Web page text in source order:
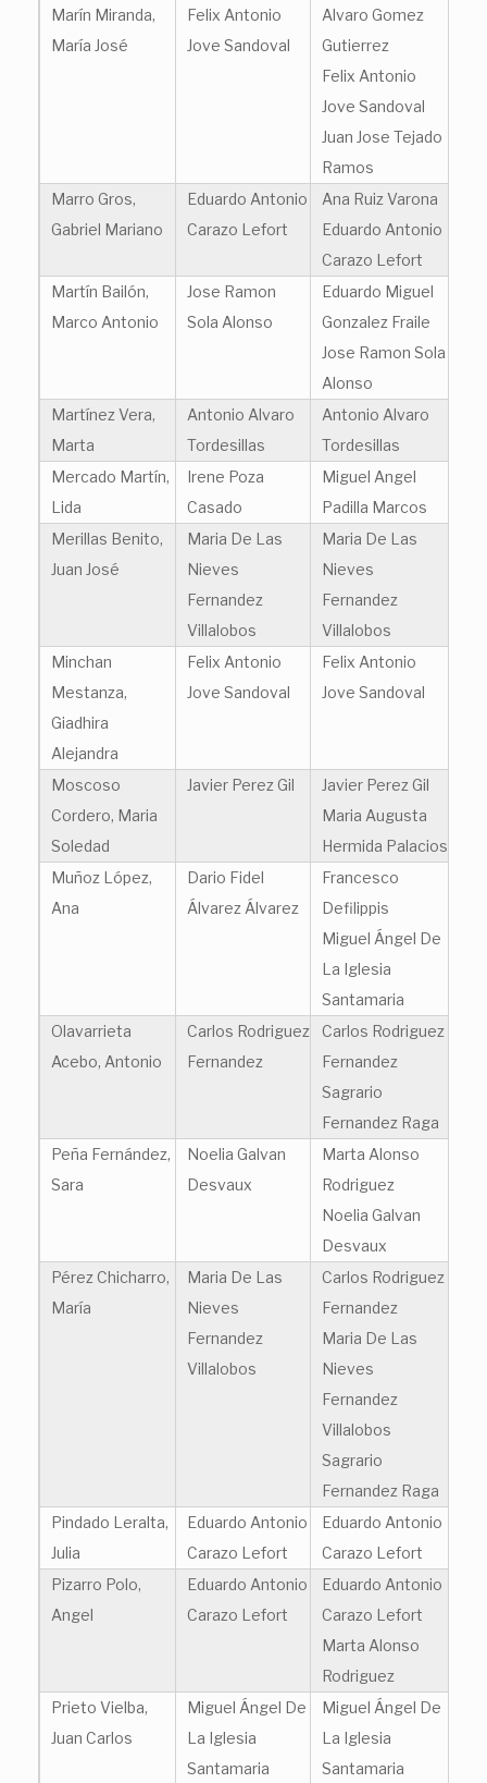
Marín Miranda,
María José
Felix Antonio
Jove Sandoval
Alvaro Gomez
Gutierrez
Felix Antonio
Jove Sandoval
Juan Jose Tejado
Ramos
Marro Gros,
Gabriel Mariano
Eduardo Antonio
Carazo Lefort
Ana Ruiz Varona
Eduardo Antonio
Carazo Lefort
Martín Bailón,
Marco Antonio
Jose Ramon
Sola Alonso
Eduardo Miguel
Gonzalez Fraile
Jose Ramon Sola
Alonso
Martínez Vera,
Marta
Antonio Alvaro
Tordesillas
Antonio Alvaro
Tordesillas
Mercado Martín,
Lida
Irene Poza
Casado
Miguel Angel
Padilla Marcos
Merillas Benito,
Juan José
Maria De Las
Nieves
Fernandez
Villalobos
Maria De Las
Nieves
Fernandez
Villalobos
Minchan
Mestanza,
Giadhira
Alejandra
Felix Antonio
Jove Sandoval
Felix Antonio
Jove Sandoval
Moscoso
Cordero, Maria
Soledad
Javier Perez Gil
Javier Perez Gil
Maria Augusta
Hermida Palacios
Muñoz López,
Ana
Dario Fidel
Álvarez Álvarez
Francesco
Defilippis
Miguel Ángel De
La Iglesia
Santamaria
Olavarrieta
Acebo, Antonio
Carlos Rodriguez
Fernandez
Carlos Rodriguez
Fernandez
Sagrario
Fernandez Raga
Peña Fernández,
Sara
Noelia Galvan
Desvaux
Marta Alonso
Rodriguez
Noelia Galvan
Desvaux
Pérez Chicharro,
María
Maria De Las
Nieves
Fernandez
Villalobos
Carlos Rodriguez
Fernandez
Maria De Las
Nieves
Fernandez
Villalobos
Sagrario
Fernandez Raga
Pindado Leralta,
Julia
Eduardo Antonio
Carazo Lefort
Eduardo Antonio
Carazo Lefort
Pizarro Polo,
Angel
Eduardo Antonio
Carazo Lefort
Eduardo Antonio
Carazo Lefort
Marta Alonso
Rodriguez
Prieto Vielba,
Juan Carlos
Miguel Ángel De
La Iglesia
Santamaria
Miguel Ángel De
La Iglesia
Santamaria